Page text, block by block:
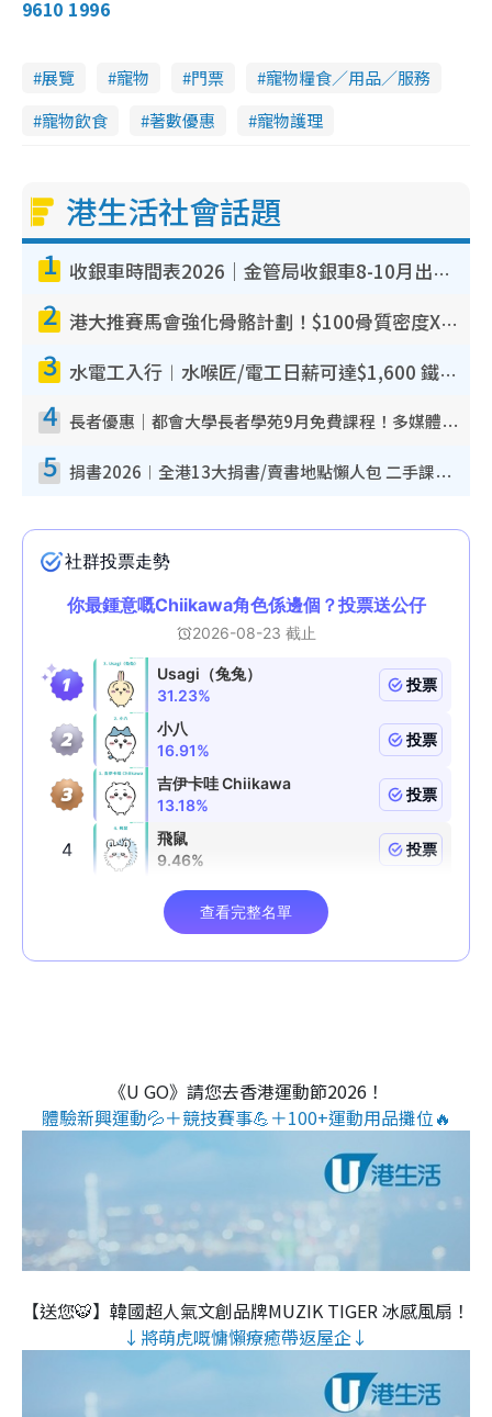
9610 1996
展覽 寵物 門票
寵物糧食／用品／服務
寵物飲食
著數優惠 寵物護理
港生活社會話題
1 收銀車時間表2026｜金管局收銀車8-10月出沒地點+時間！無須手續費！硬幣免費轉現鈔或增值至八達通
2 港大推賽馬會強化骨骼計劃！$100骨質密度X光檢查 完成免費運動訓練送超市禮券！附參加資格
3 水電工入行︱水喉匠/電工日薪可達$1,600 鐵飯碗職業難被AI取代！附薪酬參考＋入行考牌途徑
4 長者優惠｜都會大學長者學苑9月免費課程！多媒體/微電影創作/網絡安全 附報名方法教學
5 捐書2026︱全港13大捐書/賣書地點懶人包 二手課本最高$150＋舊書換免費咖啡/戲票
《U GO》請您去香港運動節2026！
體驗新興運動💦＋競技賽事💪＋100+運動用品攤位🔥
【送您🐯】韓國超人氣文創品牌MUZIK TIGER 冰感風扇！
↓將萌虎嘅慵懶療癒帶返屋企↓